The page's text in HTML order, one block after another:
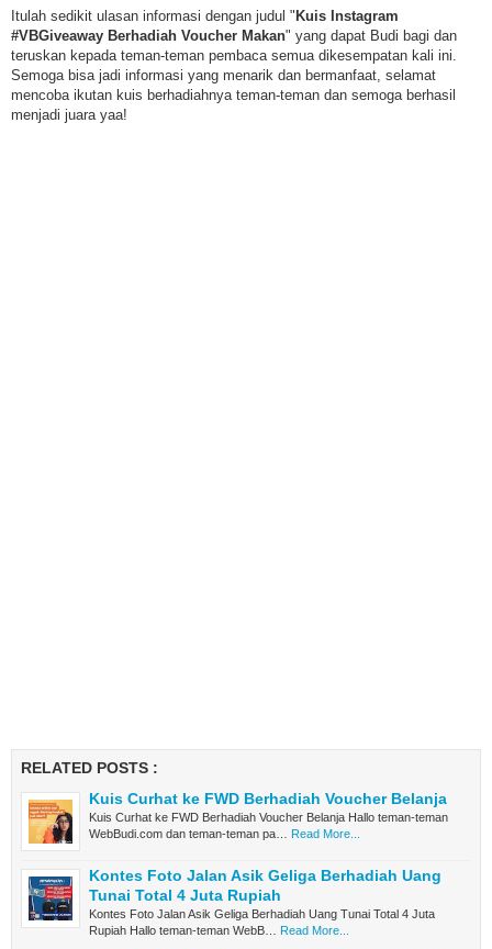
Itulah sedikit ulasan informasi dengan judul " Kuis Instagram
#VBGiveaway Berhadiah Voucher Makan" yang dapat Budi bagi dan
teruskan kepada teman-teman pembaca semua dikesempatan kali ini.
Semoga bisa jadi informasi yang menarik dan bermanfaat, selamat
mencoba ikutan kuis berhadiahnya teman-teman dan semoga berhasil
menjadi juara yaa!
RELATED POSTS :
Kuis Curhat ke FWD Berhadiah Voucher Belanja
Kuis Curhat ke FWD Berhadiah Voucher Belanja Hallo teman-teman
WebBudi.com dan teman-teman pa…
Read More...
Kontes Foto Jalan Asik Geliga Berhadiah Uang
Tunai Total 4 Juta Rupiah
Kontes Foto Jalan Asik Geliga Berhadiah Uang Tunai Total 4 Juta
Rupiah Hallo teman-teman WebB… Read More...